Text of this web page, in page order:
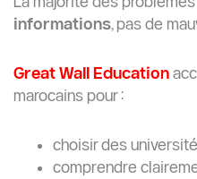
informations, pas de
Great Wall Education
marocains pour :
choisir des
comprendre